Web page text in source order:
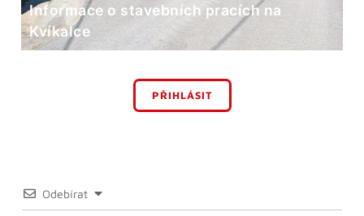
Informace o stavebních pracích na
Kvíkalce
PŘIHLÁSIT
Odebírat